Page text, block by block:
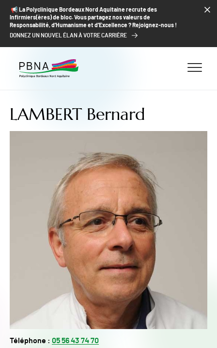
ALLER AU CONTENU
ALLER AU MENU
ALLER À LA RECHERCHE
📢​ La Polyclinique Bordeaux Nord Aquitaine recrute des
Infirmiers(ères) de bloc. Vous partagez nos valeurs de
Responsabilité, d’Humanisme et d’Excellence ? Rejoignez-nous !
DONNEZ UN NOUVEL ÉLAN À VOTRE CARRIÈRE
LAMBERT Bernard
Téléphone : 05 56 43 74 70